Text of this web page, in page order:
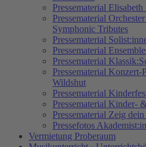
Pressematerial Elisabeth
Pressematerial
Symphonic Tributes
Pressematerial
Pressematerial
Pressematerial
Pressematerial
Wildshut
Pressematerial
Pressematerial Kinder-
Pressematerial Zeig
Pressefotos
Vermietung Proberaum